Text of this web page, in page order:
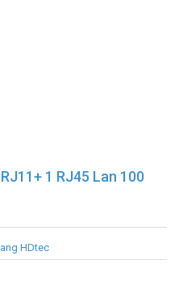
1 RJ45 Lan 100
HDtec